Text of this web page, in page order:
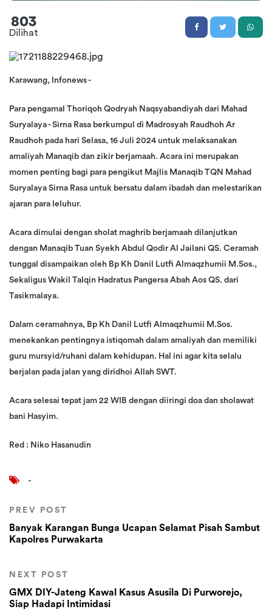
803
Dilihat
Karawang, Infonews -
Para pengamal Thoriqoh Qodryah Naqsyabandiyah dari Mahad
Suryalaya - Sirna Rasa berkumpul di Madrosyah Raudhoh Ar
Raudhoh pada hari Selasa, 16 Juli 2024 untuk melaksanakan
amaliyah Manaqib dan zikir berjamaah. Acara ini merupakan
momen penting bagi para pengikut Majlis Manaqib TQN Mahad
Suryalaya Sirna Rasa untuk bersatu dalam ibadah dan melestarikan
ajaran para leluhur.
Acara dimulai dengan sholat maghrib berjamaah dilanjutkan
dengan Manaqib Tuan Syekh Abdul Qodir Al Jailani QS. Ceramah
tunggal disampaikan oleh Bp Kh Danil Lutfi Almaqzhumii M.Sos.,
Sekaligus Wakil Talqin Hadratus Pangersa Abah Aos QS. dari
Tasikmalaya.
Dalam ceramahnya, Bp Kh Danil Lutfi Almaqzhumii M.Sos.
menekankan pentingnya istiqomah dalam amaliyah dan memiliki
guru mursyid/ruhani dalam kehidupan. Hal ini agar kita selalu
berjalan pada jalan yang diridhoi Allah SWT.
Acara selesai tepat jam 22 WIB dengan diiringi doa dan sholawat
bani Hasyim.
Red : Niko Hasanudin
-
PREV POST
Banyak Karangan Bunga Ucapan Selamat Pisah Sambut
Kapolres Purwakarta
NEXT POST
GMX DIY-Jateng Kawal Kasus Asusila Di Purworejo,
Siap Hadapi Intimidasi